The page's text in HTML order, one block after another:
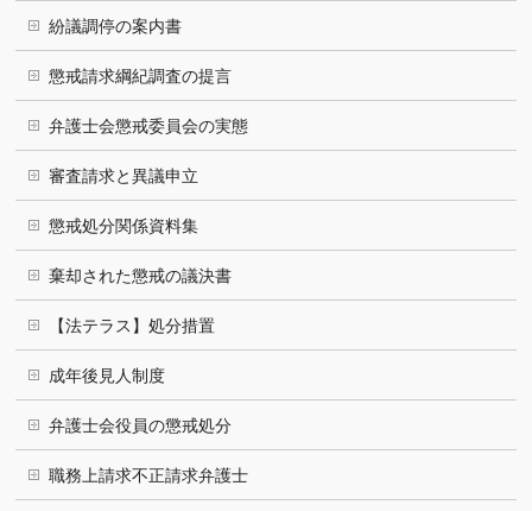
紛議調停の案内書
懲戒請求綱紀調査の提言
弁護士会懲戒委員会の実態
審査請求と異議申立
懲戒処分関係資料集
棄却された懲戒の議決書
【法テラス】処分措置
成年後見人制度
弁護士会役員の懲戒処分
職務上請求不正請求弁護士